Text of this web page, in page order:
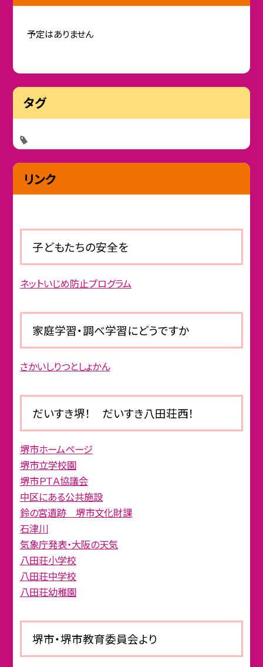
予定はありません
タグ
リンク
子どもたちの安全を
ネットいじめ防止プログラム
家庭学習・調べ学習にどうですか
さかいしりつとしょかん
だいすき堺！ だいすき八田荘西！
堺市ホームページ
堺市立学校園
堺市ＰＴＡ協議会
中区にある公共施設
鈴の宮遺跡 堺市文化財課
石津川
気象庁発表・大阪の天気
八田荘小学校
八田荘中学校
八田荘幼稚園
堺市・堺市教育委員会より